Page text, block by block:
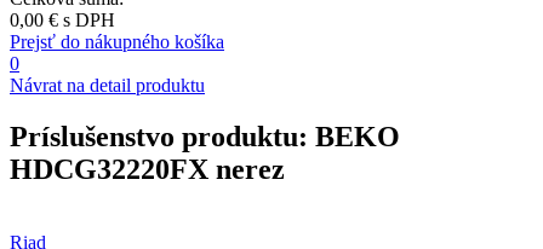
0,00 € s DPH
Prejsť do nákupného košíka
0
Návrat na detail produktu
Príslušenstvo produktu: BEKO
HDCG32220FX nerez
Riad